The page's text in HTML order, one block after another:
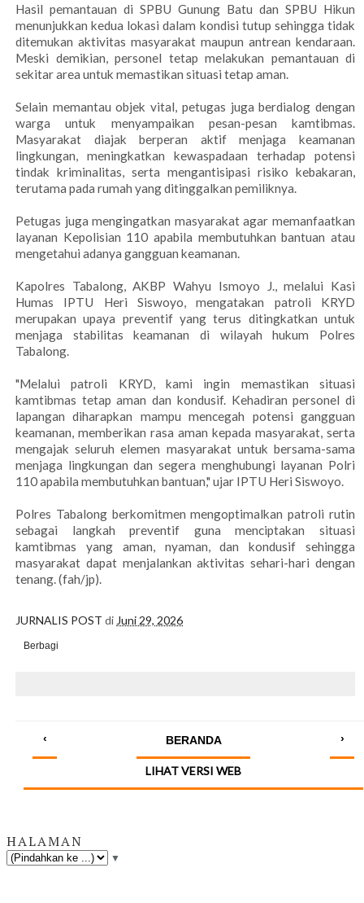
Hasil pemantauan di SPBU Gunung Batu dan SPBU Hikun
menunjukkan kedua lokasi dalam kondisi tutup sehingga tidak
ditemukan aktivitas masyarakat maupun antrean kendaraan.
Meski demikian, personel tetap melakukan pemantauan di
sekitar area untuk memastikan situasi tetap aman.
Selain memantau objek vital, petugas juga berdialog dengan
warga untuk menyampaikan pesan-pesan kamtibmas.
Masyarakat diajak berperan aktif menjaga keamanan
lingkungan, meningkatkan kewaspadaan terhadap potensi
tindak kriminalitas, serta mengantisipasi risiko kebakaran,
terutama pada rumah yang ditinggalkan pemiliknya.
Petugas juga mengingatkan masyarakat agar memanfaatkan
layanan Kepolisian 110 apabila membutuhkan bantuan atau
mengetahui adanya gangguan keamanan.
Kapolres Tabalong, AKBP Wahyu Ismoyo J., melalui Kasi
Humas IPTU Heri Siswoyo, mengatakan patroli KRYD
merupakan upaya preventif yang terus ditingkatkan untuk
menjaga stabilitas keamanan di wilayah hukum Polres
Tabalong.
"Melalui patroli KRYD, kami ingin memastikan situasi
kamtibmas tetap aman dan kondusif. Kehadiran personel di
lapangan diharapkan mampu mencegah potensi gangguan
keamanan, memberikan rasa aman kepada masyarakat, serta
mengajak seluruh elemen masyarakat untuk bersama-sama
menjaga lingkungan dan segera menghubungi layanan Polri
110 apabila membutuhkan bantuan," ujar IPTU Heri Siswoyo.
Polres Tabalong berkomitmen mengoptimalkan patroli rutin
sebagai langkah preventif guna menciptakan situasi
kamtibmas yang aman, nyaman, dan kondusif sehingga
masyarakat dapat menjalankan aktivitas sehari-hari dengan
tenang. (fah/jp).
JURNALIS POST di Juni 29, 2026
Berbagi
‹ ›
BERANDA
LIHAT VERSI WEB
HALAMAN
▼